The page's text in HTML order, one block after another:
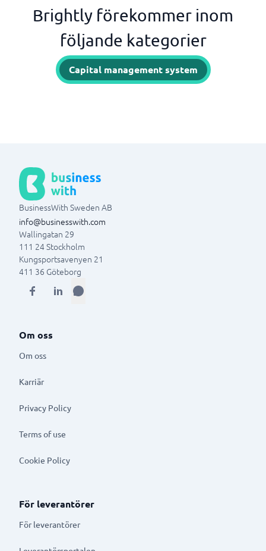
Brightly förekommer inom
följande kategorier
Capital management system
BusinessWith Sweden AB
info@businesswith.com
Wallingatan 29
111 24Stockholm
Kungsportsavenyen 21
411 36 Göteborg
Om oss
Om oss
Karriär
Privacy Policy
Terms of use
Cookie Policy
För leverantörer
För leverantörer